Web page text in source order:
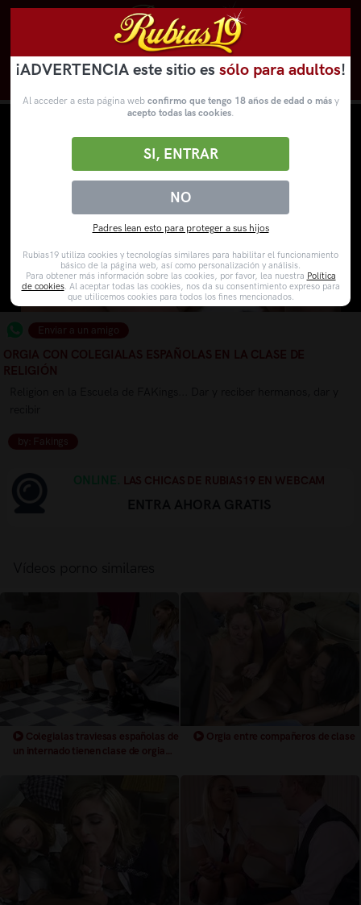
Enviar a un amigo
ORGIA CON COLEGIALAS ESPAÑOLAS EN LA CLASE DE
RELIGIÓN
by: Fakings
ONLINE. LAS CHICAS DE RUBIAS19 EN WEBCAM
Colegialas traviesas españolas de
un internado tienen clase de orgia
Orgia entre compañeros de clase
¡ADVERTENCIA este sitio es sólo para adultos!
Al acceder a esta página web confirmo que tengo 18 años de edad o másy
acepto todas las cookies.
NO
SI, ENTRAR
Padres lean esto para proteger a sus hijos
Rubias19 utiliza cookies y tecnologías similares para habilitar el funcionamiento
básico de la página web, así como personalización y análisis.
Para obtener más información sobre las cookies, por favor, lea nuestra Política
de cookies. Al aceptar todas las cookies, nos da su consentimiento expreso para
que utilicemos cookies para todos los fines mencionados.